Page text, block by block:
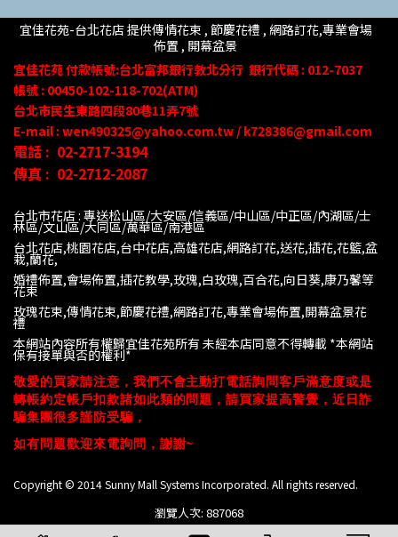
宜佳花苑-台北花店 提供傳情花束 , 節慶花禮 , 網路訂花,專業會場
佈置 , 開幕盆景
宜佳花苑付款帳號:台北富邦銀行敦北分行 銀行代碼 : 012-7037
帳號 : 00450-102-118-702(ATM)
台北市民生東路四段80巷11弄7號
E-mail : wen490325@yahoo.com.tw / k728386@gmail.com
電話 : 02-2717-3194
傳真 : 02-2712-2087
台北市花店 : 專送松山區/大安區/信義區/中山區/中正區/內湖區/士
林區/文山區/大同區/萬華區/南港區
台北花店,桃園花店,台中花店,高雄花店,網路訂花,送花,插花,花籃,盆
栽,蘭花,
婚禮佈置,會場佈置,插花教學,玫瑰,白玫瑰,百合花,向日葵,康乃馨等
花束
玫瑰花束,傳情花束,節慶花禮,網路訂花,專業會場佈置,開幕盆景花
禮
本網站內容所有權歸宜佳花苑所有 未經本店同意不得轉載 *本網站
保有接單與否的權利*
敬愛的買家請注意，我們不會主動打電話詢問客戶滿意度或是
轉帳約定帳戶扣款諸如此類的問題，請買家提高警覺，近日詐
騙集團很多謹防受騙，
如有問題歡迎來電詢問，謝謝~
Copyright © 2014 Sunny Mall Systems Incorporated. All rights reserved.
瀏覽人次: 887068